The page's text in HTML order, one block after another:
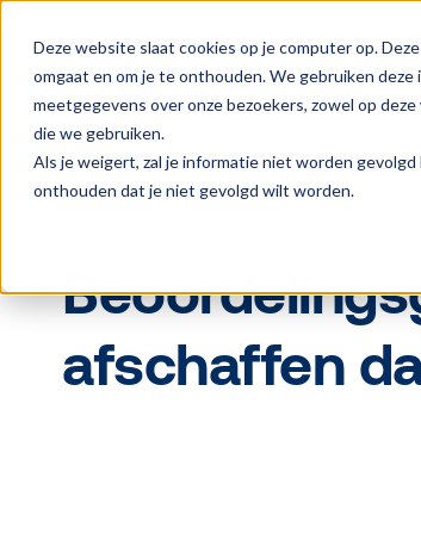
Deze website slaat cookies op je computer op.
omgaat en om je te onthouden. We gebruiken
meetgegevens over onze bezoekers, zowel op
die we gebruiken.
Als je weigert, zal je informatie niet worden
onthouden dat je niet gevolgd wilt worden.
afschaffen